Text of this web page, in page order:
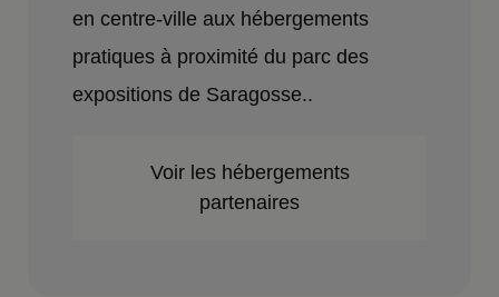
en centre-ville aux hébergements
pratiques à proximité du parc des
expositions de Saragosse..
Voir les hébergements
partenaires